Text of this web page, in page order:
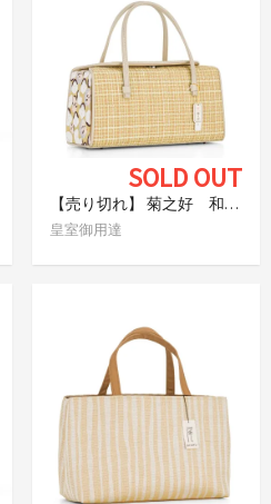
SOLD OUT
【売り切れ】 菊之好 和装バッグ おかめひょっとこ
皇室御用達